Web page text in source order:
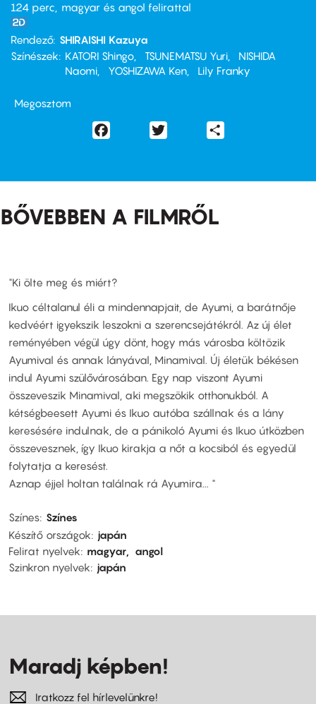
124 perc,
magyar és angol felirattal
Rendező SHIRAISHI Kazuya
Színészek
KATORI Shingo TSUNEMATSU Yuri
NISHIDA
Naomi
YOSHIZAWA Ken Lily Franky
Megosztom
Facebook
BŐVEBBEN A FILMRŐL
"Ki ölte meg és miért?
Ikuo céltalanul éli a mindennapjait, de Ayumi, a barátnője
kedvéért igyekszik leszokni a szerencsejátékról. Az új élet
reményében végül úgy dönt, hogy más városba költözik
Ayumival és annak lányával, Minamival. Új életük békésen
indul Ayumi szülővárosában. Egy nap viszont Ayumi
összeveszik Minamival, aki megszökik otthonukból. A
kétségbeesett Ayumi és Ikuo autóba szállnak és a lány
keresésére indulnak, de a pánikoló Ayumi és Ikuo útközben
összevesznek, így Ikuo kirakja a nőt a kocsiból és egyedül
folytatja a keresést.
Aznap éjjel holtan találnak rá Ayumira... "
Színes Színes
Készítő országok
japán
Felirat nyelvek
magyar
angol
Szinkron nyelvek
japán
Maradj képben!
Iratkozz fel hírlevelünkre!